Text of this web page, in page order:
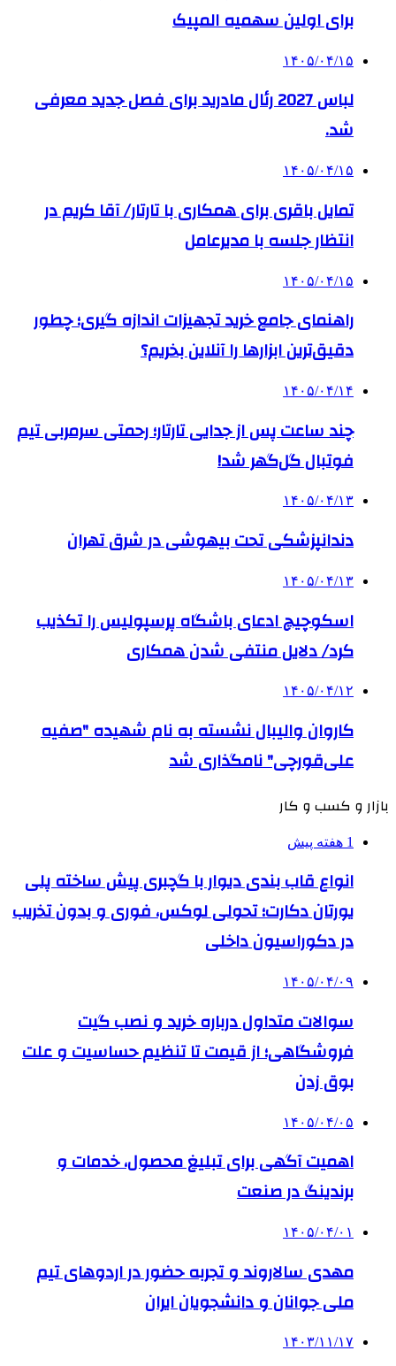
برای اولین سهمیه المپیک
۱۴۰۵/۰۴/۱۵
لباس 2027 رئال مادرید برای فصل جدید معرفی
شد.
۱۴۰۵/۰۴/۱۵
تمایل باقری برای همکاری با تارتار/ آقا کریم در
انتظار جلسه با مدیرعامل
۱۴۰۵/۰۴/۱۵
راهنمای جامع خرید تجهیزات اندازه گیری؛ چطور
دقیق‌ترین ابزارها را آنلاین بخریم؟
۱۴۰۵/۰۴/۱۴
چند ساعت پس از جدایی تارتار؛ رحمتی سرمربی تیم
فوتبال گل‌گهر شد!
۱۴۰۵/۰۴/۱۳
دندانپزشکی تحت بیهوشی در شرق تهران
۱۴۰۵/۰۴/۱۳
اسکوچیچ ادعای باشگاه پرسپولیس را تکذیب
کرد/ دلایل منتفی شدن همکاری
۱۴۰۵/۰۴/۱۲
کاروان والیبال نشسته به نام شهیده "صفیه
علی‌قورچی" نامگذاری شد
بازار و کسب و کار
1 هفته پیش
انواع قاب بندی دیوار با گچبری پیش ساخته پلی
یورتان دکارت؛ تحولی لوکس، فوری و بدون تخریب
در دکوراسیون داخلی
۱۴۰۵/۰۴/۰۹
سوالات متداول درباره خرید و نصب گیت
فروشگاهی؛ از قیمت تا تنظیم حساسیت و علت
بوق زدن
۱۴۰۵/۰۴/۰۵
اهمیت آگهی برای تبلیغ محصول، خدمات و
برندینگ در صنعت
۱۴۰۵/۰۴/۰۱
مهدی سالاروند و تجربه حضور در اردوهای تیم
ملی جوانان و دانشجویان ایران
۱۴۰۳/۱۱/۱۷